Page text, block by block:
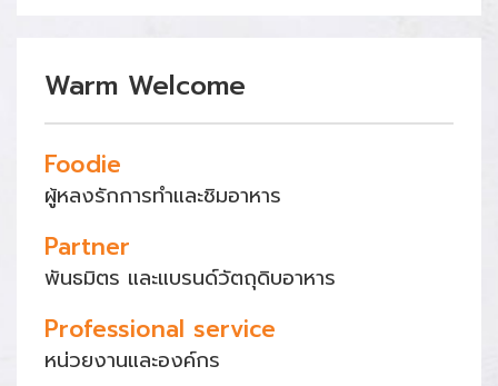
Warm Welcome
Foodie
ผู้หลงรักการทำและชิมอาหาร
Partner
พันธมิตร และแบรนด์วัตถุดิบอาหาร
Professional service
หน่วยงานและองค์กร